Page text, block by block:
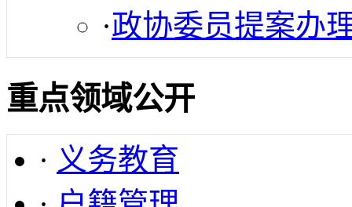
·政协委员提案办
重点领域公开
· 义务教育